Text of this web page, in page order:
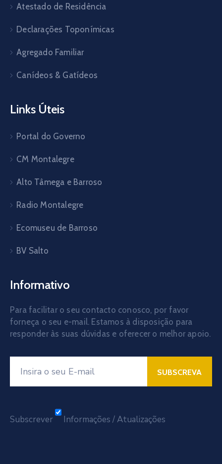
Atestado de Residência
Declarações Toponímicas
Agregado Familiar
Canídeos & Gatídeos
Links Úteis
Portal do Governo
CM Montalegre
Alto Tâmega e Barroso
Radio Montalegre
Ecomuseu de Barroso
BV Salto
Informativo
Para facilitar o seu contacto conosco, por favor
forneça o seu e-mail. Estamos à disposição para
responder às suas dúvidas e oferecer o melhor apoio.
Subscrever Informações / Atualizações